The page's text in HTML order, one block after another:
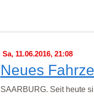
Sa, 11.06.2016, 21:08
Neues
SAARBURG. Seit heute